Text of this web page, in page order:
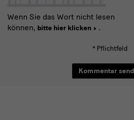
Wenn Sie das Wort nicht lesen
können, bitte hier klicken .
* Pflichtfeld